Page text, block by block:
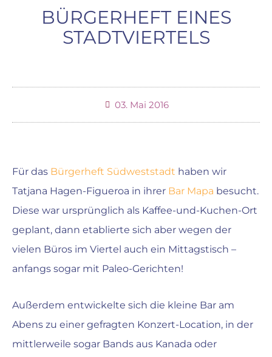
BÜRGERHEFT EINES
STADTVIERTELS
03. Mai 2016
Für das Bürgerheft Südweststadt haben wir
Tatjana Hagen-Figueroa in ihrer Bar Mapa besucht.
Diese war ursprünglich als Kaffee-und-Kuchen-Ort
geplant, dann etablierte sich aber wegen der
vielen Büros im Viertel auch ein Mittagstisch –
anfangs sogar mit Paleo-Gerichten!
Außerdem entwickelte sich die kleine Bar am
Abens zu einer gefragten Konzert-Location, in der
mittlerweile sogar Bands aus Kanada oder